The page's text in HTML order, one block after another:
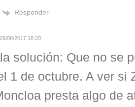
Responder
29/08/2017 18:20
solución: Que no se
1 de octubre. A ver si
presta algo de